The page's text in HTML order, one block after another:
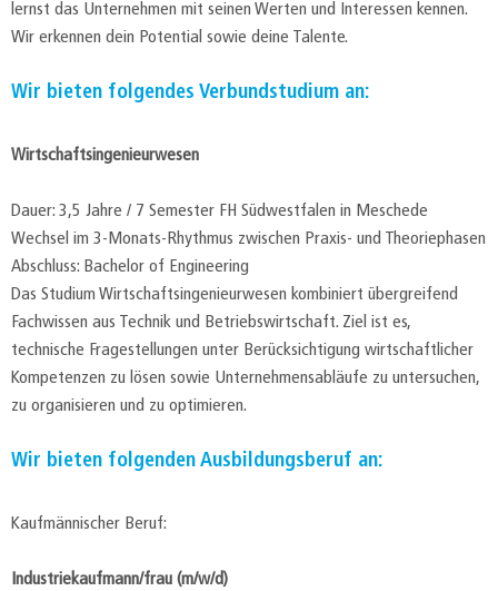
lernst das Unternehmen mit seinen Werten und Interessen kennen.
Wir erkennen dein Potential sowie deine Talente.
Wir bieten folgendes Verbundstudium an:
Wirtschaftsingenieurwesen
Dauer: 3,5 Jahre / 7 Semester FH Südwestfalen in Meschede
Wechsel im 3-Monats-Rhythmus zwischen Praxis- und Theoriephasen
Abschluss: Bachelor of Engineering
Das Studium Wirtschaftsingenieurwesen kombiniert übergreifend
Fachwissen aus Technik und Betriebswirtschaft. Ziel ist es,
technische Fragestellungen unter Berücksichtigung wirtschaftlicher
Kompetenzen zu lösen sowie Unternehmensabläufe zu untersuchen,
zu organisieren und zu optimieren.
Wir bieten folgenden Ausbildungsberuf an:
Kaufmännischer Beruf:
Industriekaufmann/frau (m/w/d)